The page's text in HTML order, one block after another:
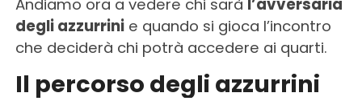
Andiamo ora a vedere chi sarà l’avversaria
degli azzurrinie quando si gioca l’incontro
che deciderà chi potrà accedere ai quarti.
Il percorso degli azzurrini